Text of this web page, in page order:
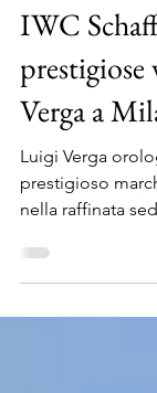
29 mag 2017
IWC
prestigiose
Verga a
Luigi Verga
prestigioso
nella raffinata